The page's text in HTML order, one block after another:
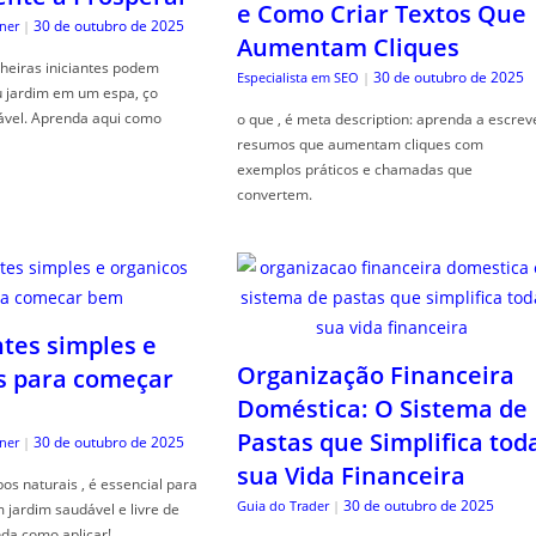
| 30 de outubro de 2025
iniciantes podem
em um espa, ço
Aprenda aqui como
e Como Criar Textos Que
Aumentam Cliques
Especialista em SEO | 30 de outubro de 2025
o que , é meta description: aprenda a
resumos que aumentam cliques com
exemplos práticos e chamadas que
convertem.
simples e
para começar
| 30 de outubro de 2025
naturais , é essencial para
jardim saudável e livre de
Organização Financeira
Doméstica: O Sistema de
Pastas que Simplifica
sua Vida Financeira
Guia do Trader | 30 de outubro de 2025